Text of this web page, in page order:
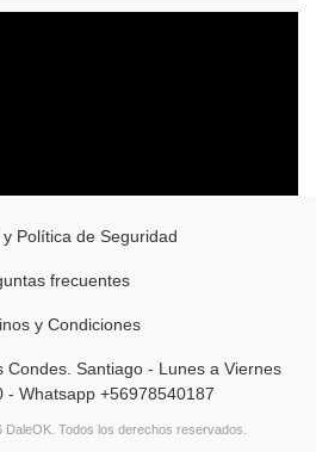
Política de Seguridad
frecuentes
y Condiciones
Condes. Santiago - Lunes a Viernes
- Whatsapp +56978540187
Todos los derechos reservados.